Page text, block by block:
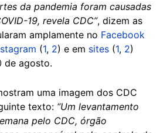
da pandemia foram causadas
19, revela CDC”, dizem as
amplamente no Facebook
(1, 2) e em sites (1, 2)
de agosto.
uma imagem dos CDC
texto: “Um levantamento
pelo CDC, órgão